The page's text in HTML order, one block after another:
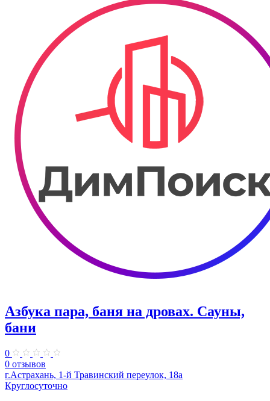
Азбука пара, баня на дровах. Сауны,
бани
0
0 отзывов
г.Астрахань, 1-й Травинский переулок, 18а
Круглосуточно